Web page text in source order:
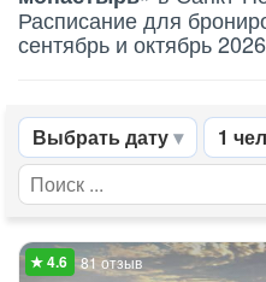
Расписание для
сентябрь и октябрь
Выбрать дату 1
81 отзыв